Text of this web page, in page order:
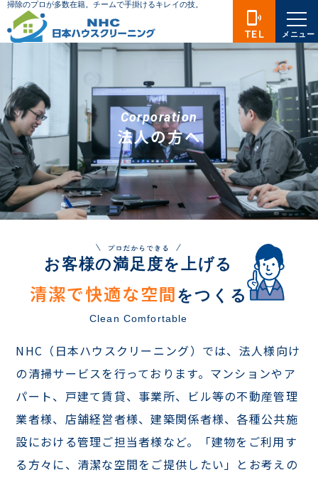
Corporation
法人の方へ
お客様の満足度を上げる
清潔で快適な空間 をつくる
Clean Comfortable
NHC（日本ハウスクリーニング）では、法人様向け
の清掃サービスを行っております。マンションやア
パート、戸建て賃貸、事業所、ビル等の不動産管理
業者様、店舗経営者様、建築関係者様、各種公共施
設における管理ご担当者様など。「建物をご利用す
る方々に、清潔な空間をご提供したい」とお考えの
phonelink_ring
TEL メニュー